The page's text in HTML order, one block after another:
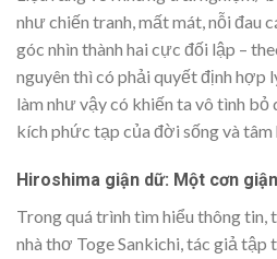
như chiến tranh, mất mát, nỗi đau
góc nhìn thành hai cực đối lập –
nguyên thì có phải quyết định hợp
làm như vậy có khiến ta vô tình bỏ
kích phức tạp của đời sống và
Hiroshima giận dữ: Một cơn
Trong quá trình tìm hiểu thông
nhà thơ Toge Sankichi, tác giả